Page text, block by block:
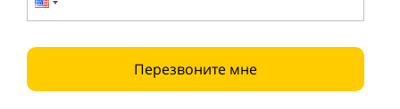
Перезвоните мне